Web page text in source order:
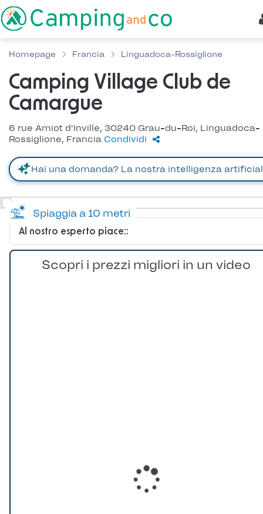
Homepage Francia Linguadoca-Rossiglione
Camping Village Club de
Camargue
6 rue Amiot d'Inville, 30240 Grau-du-Roi, Linguadoca-
Rossiglione, Francia Condividi
Al nostro esperto piace::
Spiaggia a 10 metri
Scopri i prezzi migliori in un video